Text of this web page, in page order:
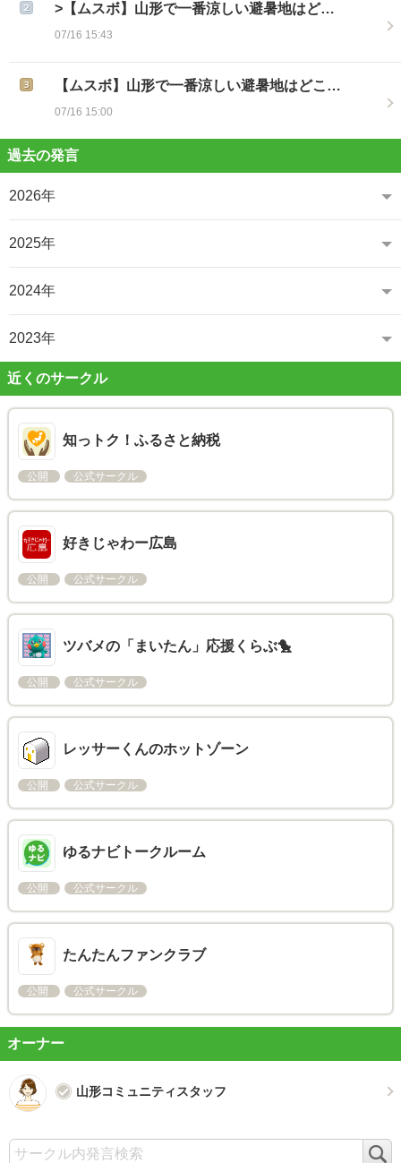
>【ムスボ】山形で一番涼しい避暑地はど…
07/16 15:43
【ムスボ】山形で一番涼しい避暑地はどこ…
07/16 15:00
過去の発言
2026年
2025年
2024年
2023年
近くのサークル
知っトク！ふるさと納税
公開 公式サークル
好きじゃわー広島
公開 公式サークル
ツバメの「まいたん」応援くらぶ🐤
公開 公式サークル
レッサーくんのホットゾーン
公開 公式サークル
ゆるナビトークルーム
公開 公式サークル
たんたんファンクラブ
公開 公式サークル
オーナー
山形コミュニティスタッフ